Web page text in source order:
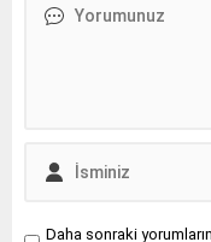
özel bir belgeselle
Daha sonraki